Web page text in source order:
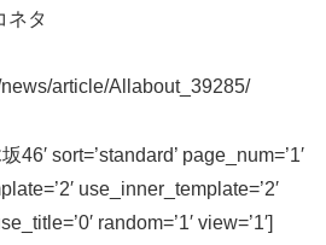
ネタ
article/Allabout_39285/
46′ sort=’standard’ page_num=’1′
use_inner_template=’2′
random=’1′ view=’1′]